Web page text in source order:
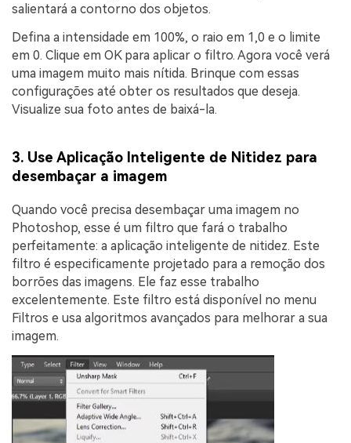
salientará a contorno dos objetos.
Defina a intensidade em 100%, o raio em 1,0 e o limite
em 0. Clique em OK para aplicar o filtro. Agora você verá
uma imagem muito mais nítida. Brinque com essas
configurações até obter os resultados que deseja.
Visualize sua foto antes de baixá-la.
3. Use Aplicação Inteligente de Nitidez para
desembaçar a imagem
Quando você precisa desembaçar uma imagem no
Photoshop, esse é um filtro que fará o trabalho
perfeitamente: a aplicação inteligente de nitidez. Este
filtro é especificamente projetado para a remoção dos
borrões das imagens. Ele faz esse trabalho
excelentemente. Este filtro está disponível no menu
Filtros e usa algoritmos avançados para melhorar a sua
imagem.